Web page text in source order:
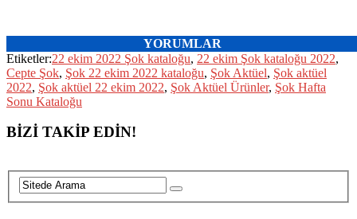
YORUMLAR
Etiketler:22 ekim 2022 Şok kataloğu, 22 ekim Şok kataloğu 2022,
Cepte Şok, Şok 22 ekim 2022 kataloğu, Şok Aktüel, Şok aktüel
2022, Şok aktüel 22 ekim 2022, Şok Aktüel Ürünler, Şok Hafta
Sonu Kataloğu
BİZİ TAKİP EDİN!